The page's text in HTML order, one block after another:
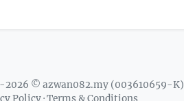
2026 © azwan082.my (003610659-K)
Policy·Terms & Conditions